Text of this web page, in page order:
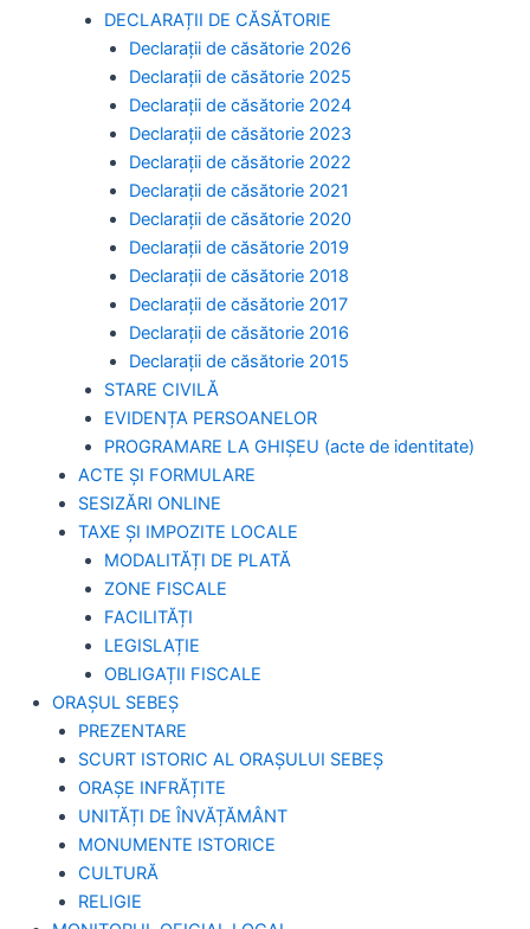
DECLARAȚII DE CĂSĂTORIE
Declarații de căsătorie 2026
Declarații de căsătorie 2025
Declarații de căsătorie 2024
Declarații de căsătorie 2023
Declarații de căsătorie 2022
Declarații de căsătorie 2021
Declarații de căsătorie 2020
Declarații de căsătorie 2019
Declarații de căsătorie 2018
Declarații de căsătorie 2017
Declarații de căsătorie 2016
Declarații de căsătorie 2015
STARE CIVILĂ
EVIDENȚA PERSOANELOR
PROGRAMARE LA GHIȘEU (acte de identitate)
ACTE ȘI FORMULARE
SESIZĂRI ONLINE
TAXE ȘI IMPOZITE LOCALE
MODALITĂȚI DE PLATĂ
ZONE FISCALE
FACILITĂȚI
LEGISLAȚIE
OBLIGAȚII FISCALE
ORAȘUL SEBEȘ
PREZENTARE
SCURT ISTORIC AL ORAȘULUI SEBEȘ
ORAȘE INFRĂȚITE
UNITĂȚI DE ÎNVĂȚĂMÂNT
MONUMENTE ISTORICE
CULTURĂ
RELIGIE